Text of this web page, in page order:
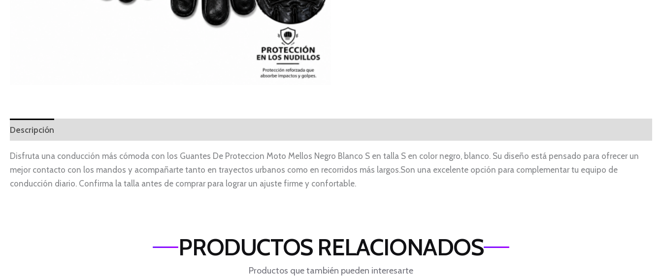
Descripción
Disfruta una conducción más cómoda con los Guantes De Proteccion Moto Mellos Negro Blanco S en talla S en color negro, blanco. Su diseño está pensado para ofrecer un
mejor contacto con los mandos y acompañarte tanto en trayectos urbanos como en recorridos más largos.Son una excelente opción para complementar tu equipo de
conducción diario. Confirma la talla antes de comprar para lograr un ajuste firme y confortable.
PRODUCTOS RELACIONADOS
Productos que también pueden interesarte